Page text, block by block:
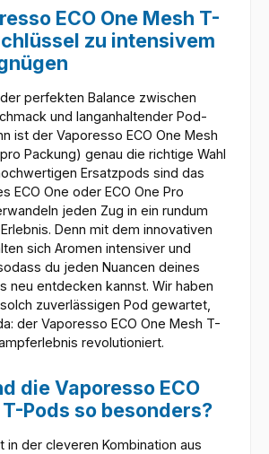
ECO One Mesh T-
zu intensivem
perfekten Balance zwischen
und langanhaltender Pod-
ist der Vaporesso ECO One Mesh
Packung) genau die richtige Wahl
Ersatzpods sind das
ECO One oder ECO One Pro
jeden Zug in ein rundum
Denn mit dem innovativen
sich Aromen intensiver und
du jeden Nuancen deines
neu entdecken kannst. Wir haben
zuverlässigen Pod gewartet,
der Vaporesso ECO One Mesh T-
revolutioniert.
die Vaporesso ECO
Pods so besonders?
in der cleveren Kombination aus